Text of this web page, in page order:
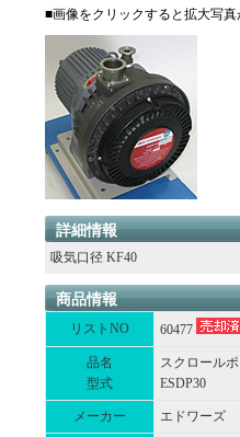
■画像をクリックすると拡大写
詳細情報
吸気口径 KF40
商品情報
リストNO 60477
品名
型式
スクロール
ESDP30
メーカー エドワーズ